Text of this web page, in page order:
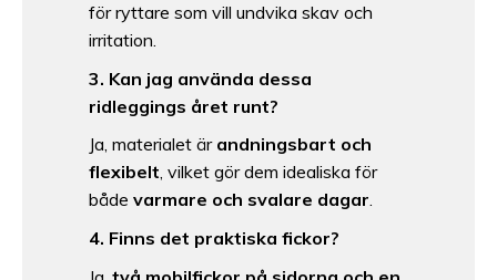
för ryttare som vill undvika skav och
irritation.
3. Kan jag använda dessa
ridleggings året runt?
Ja, materialet är andningsbart och
flexibelt, vilket gör dem idealiska för
både varmare och svalare dagar.
4. Finns det praktiska fickor?